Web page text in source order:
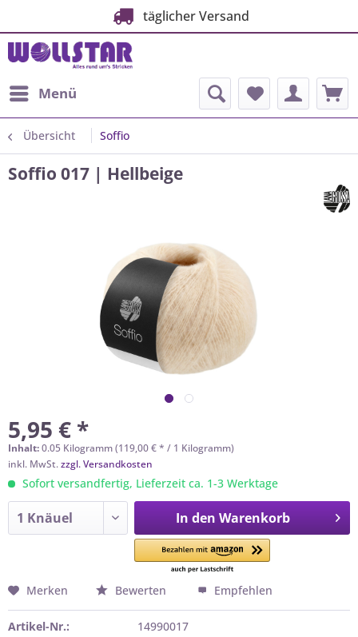
täglicher Versand
Menü
Übersicht Soffio
Soffio 017 | Hellbeige
5,95 € *
Inhalt:0.05 Kilogramm (119,00 € * / 1 Kilogramm)
inkl. MwSt.zzgl. Versandkosten
Sofort versandfertig, Lieferzeit ca. 1-3 Werktage
In den Warenkorb
Merken Bewerten Empfehlen
Artikel-Nr.:
14990017